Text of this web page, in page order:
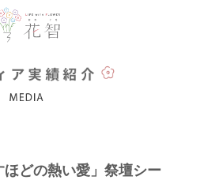
どの熱い愛」祭壇シー